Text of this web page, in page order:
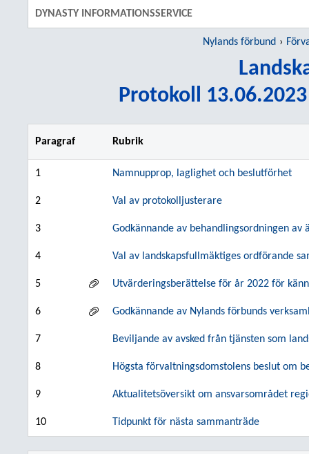
DYNASTY INFORMATIONSSERVICE
Nylands förbund
Protokoll
Paragraf Rubrik
1 Namnupprop, laglighet och beslutförhet
2 Val av protokolljusterare
3 Godkännande av behandlingsordningen av
4 Val av landskapsfullmäktiges ordförande
5 Utvärderingsberättelse för år 2022 för
6 Godkännande av Nylands förbunds
7 Beviljande av avsked från tjänsten som
8 Högsta förvaltningsdomstolens beslut om
9 Aktualitetsöversikt om ansvarsområdet
10 Tidpunkt för nästa sammanträde